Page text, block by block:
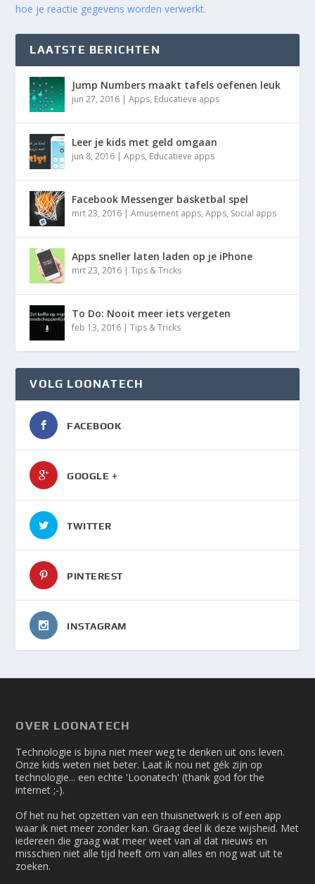
hoe je reactie gegevens worden verwerkt.
LAATSTE BERICHTEN
Jump Numbers maakt tafels oefenen leuk
jun 27, 2016 |Apps, Educatieve apps
Leer je kids met geld omgaan
jun 8, 2016 |Apps, Educatieve apps
Facebook Messenger basketbal spel
mrt 23, 2016 |Amusement apps,Apps, Social apps
Apps sneller laten laden op je iPhone
mrt 23, 2016 |Tips & Tricks
To Do: Nooit meer iets vergeten
feb 13, 2016 |Tips & Tricks
VOLG LOONATECH
FACEBOOK
GOOGLE +
TWITTER
PINTEREST
INSTAGRAM
OVER LOONATECH
Technologie is bijna niet meer weg te denken uit ons leven.
Onze kids weten niet beter. Laat ik nou net gék zijn op
technologie... een echte 'Loonatech' (thank god for the
internet ;-).
Of het nu het opzetten van een thuisnetwerk is of een app
waar ik niet meer zonder kan. Graag deel ik deze wijsheid. Met
iedereen die graag wat meer weet van al dat nieuws en
misschien niet alle tijd heeft om van alles en nog wat uit te
zoeken.